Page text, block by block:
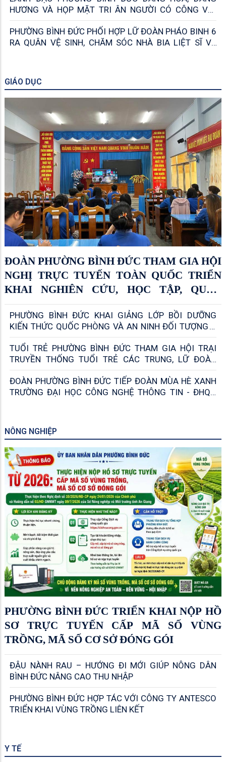
HƯƠNG VÀ HỌP MẶT TRI ÂN NGƯỜI CÓ CÔNG VỚI
CÁCH MẠNG
PHƯỜNG BÌNH ĐỨC PHỐI HỢP LỮ ĐOÀN PHÁO BINH 6
RA QUÂN VỆ SINH, CHĂM SÓC NHÀ BIA LIỆT SĨ VÀ
GIÁO DỤC
ĐOÀN PHƯỜNG BÌNH ĐỨC THAM GIA HỘI
NGHỊ TRỰC TUYẾN TOÀN QUỐC TRIỂN
KHAI NGHIÊN CỨU, HỌC TẬP, QUÁN
TRIỆT NGHỊ QUYẾT ĐẠI HỘI ĐOÀN TOÀN
QUỐC LẦN THỨ XIII, NHIỆM KỲ 2026 –
2031
PHƯỜNG BÌNH ĐỨC KHAI GIẢNG LỚP BỒI DƯỠNG
KIẾN THỨC QUỐC PHÒNG VÀ AN NINH ĐỐI TƯỢNG 4
NĂM 2026
TUỔI TRẺ PHƯỜNG BÌNH ĐỨC THAM GIA HỘI TRẠI
TRUYỀN THỐNG TUỔI TRẺ CÁC TRUNG, LỮ ĐOÀN
TRONG LỰC LƯỢNG VŨ TRANG QUÂN KHU 9 NĂM
2026
ĐOÀN PHƯỜNG BÌNH ĐỨC TIẾP ĐOÀN MÙA HÈ XANH
TRƯỜNG ĐẠI HỌC CÔNG NGHỆ THÔNG TIN - ĐHQG
NÔNG NGHIỆP
PHƯỜNG BÌNH ĐỨC TRIỂN KHAI NỘP HỒ
SƠ TRỰC TUYẾN CẤP MÃ SỐ VÙNG
TRỒNG, MÃ SỐ CƠ SỞ ĐÓNG GÓI
ĐẬU NÀNH RAU – HƯỚNG ĐI MỚI GIÚP NÔNG DÂN
BÌNH ĐỨC NÂNG CAO THU NHẬP
PHƯỜNG BÌNH ĐỨC HỢP TÁC VỚI CÔNG TY ANTESCO
TRIỂN KHAI VÙNG TRỒNG LIÊN KẾT
Y TẾ